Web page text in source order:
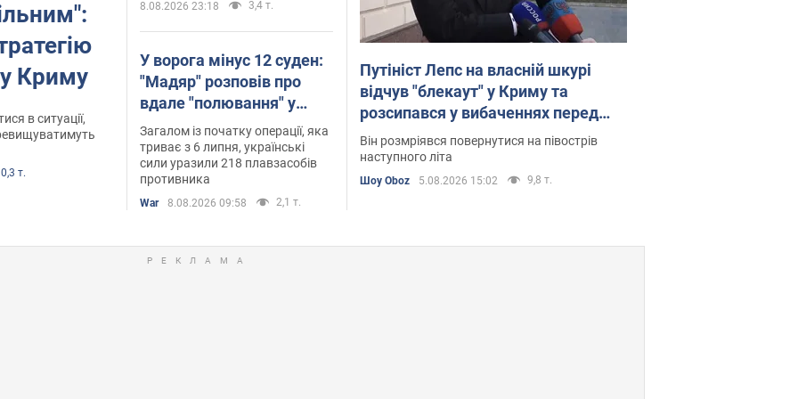
Криму
в ситуації,
т.
8.08.2026 23:18 3,4 т.
У ворога мінус 12 суден:
"Мадяр" розповів про
вдале "полювання" у
Чорному та Азовському
морях. Відео
Загалом із початку операції, яка
триває з 6 липня, українські
сили уразили 218 плавзасобів
противника
War 8.08.2026 09:58 2,1 т.
Путініст Лепс на власній шкурі
відчув "блекаут" у Криму та
розсипався у вибаченнях перед
окупованими Ялтою і Феодосією
Він розмріявся повернутися на півострів
наступного літа
Шоу Oboz 5.08.2026 15:02 9,8 т.